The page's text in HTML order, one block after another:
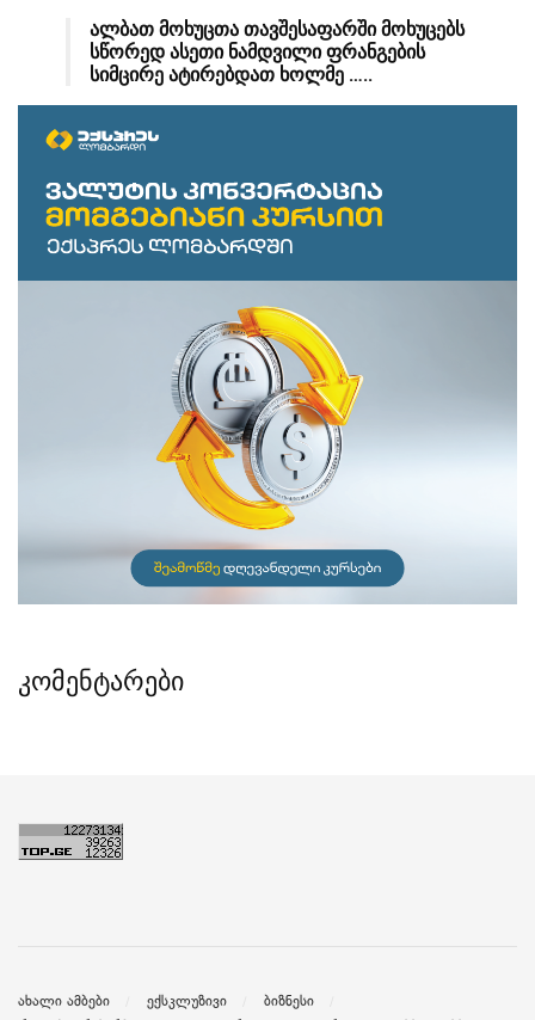
ალბათ მოხუცთა თავშესაფარში მოხუცებს
სწორედ ასეთი ნამდვილი ფრანგების
სიმცირე ატირებდათ ხოლმე …..
კომენტარები
ახალი ამბები ექსკლუზივი
ბიზნესი